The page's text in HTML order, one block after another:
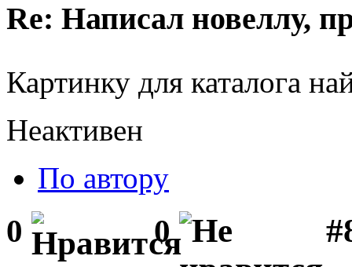
Re: Написал новеллу,
Картинку для каталога
Неактивен
По автору
0 0